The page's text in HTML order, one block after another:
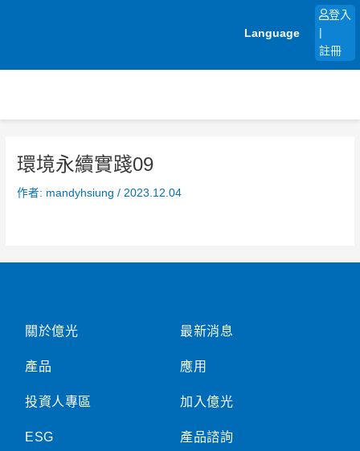
Language
登入
註冊
環境永續實踐09
作者: mandyhsiung/ 2023.12.04
關於億光
產品
投資人專區
ESG
最新消息
應用
加入億光
產品諮詢